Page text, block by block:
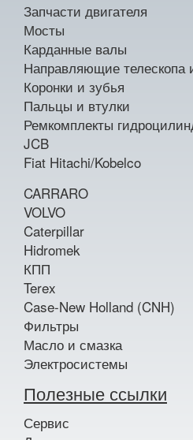
Запчасти двигателя
Мосты
Карданные валы
Направляющие телескопа
Коронки и зубья
Пальцы и втулки
Ремкомплекты
JCB
Fiat Hitachi/Kobelco
CARRARO
VOLVO
Caterpillar
Hidromek
КПП
Terex
Case-New Holland (CNH)
Фильтры
Масло и смазка
Электросистемы
Полезные ссылки
Сервис